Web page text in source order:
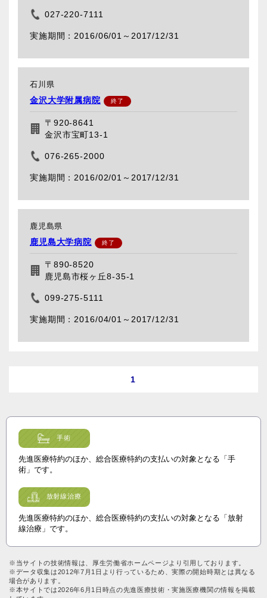
027-220-7111
2016/06/01～ 2017/12/31
石川県
金沢大学附属病院
〒920-8641
金沢市宝町13-1
076-265-2000
2016/02/01～ 2017/12/31
鹿児島県
鹿児島大学病院
〒890-8520
鹿児島市桜ヶ丘8-35-1
099-275-5111
2016/04/01～ 2017/12/31
1
手術
先進医療特約のほか、総合医療特約の支払いの対象となる「手
術」です。
放射線治療
先進医療特約のほか、総合医療特約の支払いの対象となる「放射
線治療」です。
※当サイトの技術情報は、厚生労働省ホームページより引用しております。
※データ収集は2012年7月1日より行っているため、実際の開始時期とは異なる
場合があります。
※本サイトでは2026年6月1日時点の先進医療技術・実施医療機関の情報を掲載